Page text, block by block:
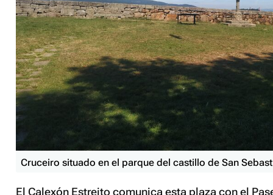
Cruceiro situado en el parque del castillo de San
El Calexón Estreito comunica esta plaza con el